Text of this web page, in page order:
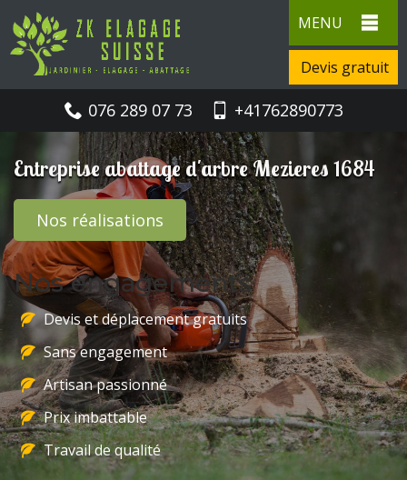
MENU
Devis gratuit
076 289 07 73 +41762890773
Entreprise abattage d'arbre Mezieres 1684
Nos réalisations
Nos engagements
Devis et déplacement gratuits
Sans engagement
Artisan passionné
Prix imbattable
Travail de qualité